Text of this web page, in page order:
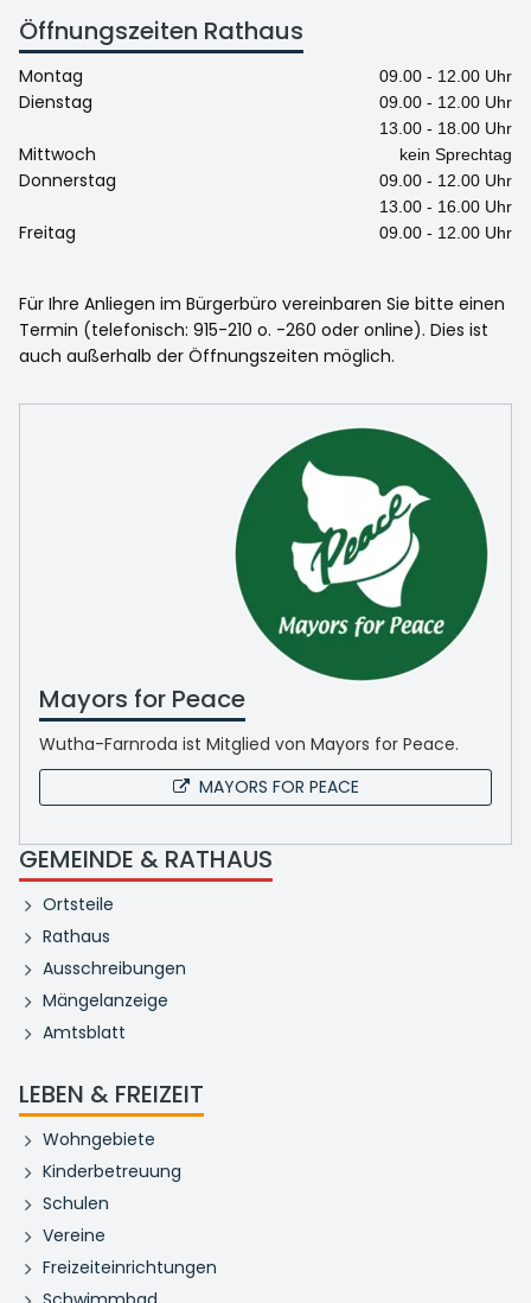
Öffnungszeiten Rathaus
Montag 09.00 - 12.00 Uhr
Dienstag
09.00 - 12.00 Uhr
13.00 - 18.00 Uhr
Mittwoch kein Sprechtag
Donnerstag
09.00 - 12.00 Uhr
13.00 - 16.00 Uhr
Freitag 09.00 - 12.00 Uhr
Für Ihre Anliegen im Bürgerbüro vereinbaren Sie bitte einen
Termin (telefonisch: 915-210 o. -260 oder online). Dies ist
auch außerhalb der Öffnungszeiten möglich.
Mayors for Peace
Wutha-Farnroda ist Mitglied von Mayors for Peace.
MAYORS FOR PEACE
GEMEINDE & RATHAUS
Ortsteile
Rathaus
Ausschreibungen
Mängelanzeige
Amtsblatt
LEBEN & FREIZEIT
Wohngebiete
Kinderbetreuung
Schulen
Vereine
Freizeiteinrichtungen